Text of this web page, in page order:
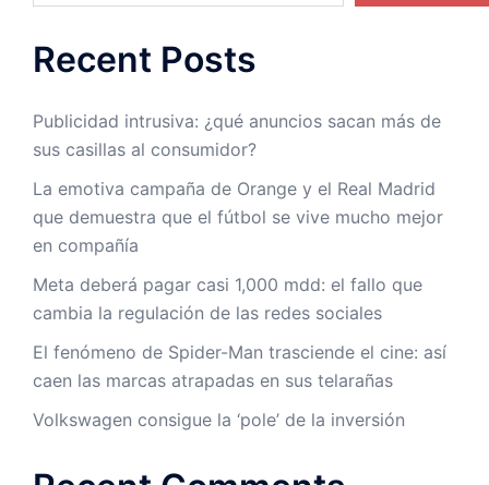
Recent Posts
Publicidad intrusiva: ¿qué anuncios sacan más de
sus casillas al consumidor?
La emotiva campaña de Orange y el Real Madrid
que demuestra que el fútbol se vive mucho mejor
en compañía
Meta deberá pagar casi 1,000 mdd: el fallo que
cambia la regulación de las redes sociales
El fenómeno de Spider-Man trasciende el cine: así
caen las marcas atrapadas en sus telarañas
Volkswagen consigue la ‘pole’ de la inversión